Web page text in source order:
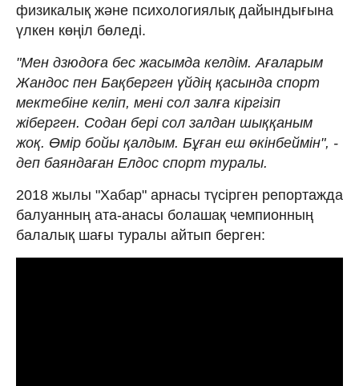
физикалық және психологиялық дайындығына
үлкен көңіл бөледі.
"Мен дзюдоға бес жасымда келдім. Ағаларым
Жандос пен Бақберген үйдің қасында спорт
мектебіне келіп, мені сол залға кіргізіп
жіберген. Содан бері сол залдан шыққаным
жоқ. Өмір бойы қалдым. Бұған еш өкінбеймін", -
деп баяндаған Елдос спорт туралы.
2018 жылы "Хабар" арнасы түсірген репортажда
балуанның ата-анасы болашақ чемпионның
балалық шағы туралы айтып берген: